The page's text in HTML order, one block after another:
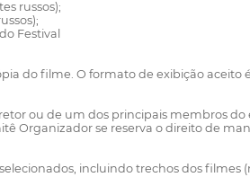
russos);
Festival
do filme. O formato de exibição aceito
ou de um dos principais membros
Organizador se reserva o direito de
incluindo trechos dos